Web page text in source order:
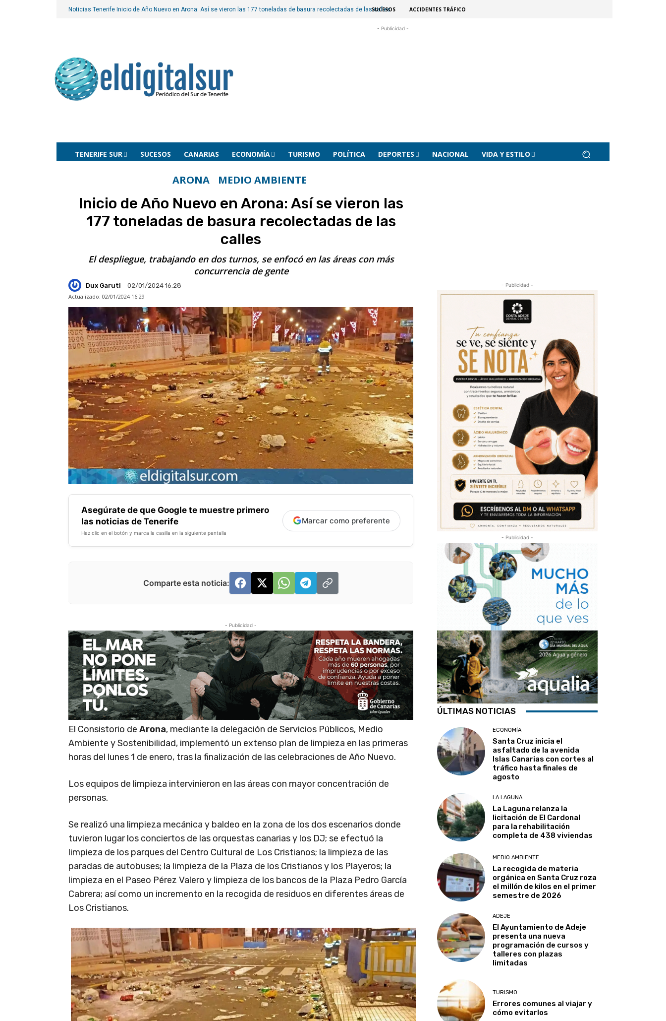
Noticias Tenerife Inicio de Año Nuevo en Arona: Así se vieron las 177 toneladas de basura recolectadas de las calles
SUCESOS ACCIDENTES TRÁFICO
- Publicidad -
TENERIFE SUR SUCESOS CANARIAS ECONOMÍA TURISMO POLÍTICA DEPORTES NACIONAL VIDA Y ESTILO
ARONA MEDIO AMBIENTE
Inicio de Año Nuevo en Arona: Así se vieron las
177 toneladas de basura recolectadas de las
calles
El despliegue, trabajando en dos turnos, se enfocó en las áreas con más
concurrencia de gente
Dux Garuti
02/01/2024 16:28
Actualizado: 02/01/2024 16:29
Asegúrate de que Google te muestre primero
las noticias de Tenerife
Haz clic en el botón y marca la casilla en la siguiente pantalla
Marcar como preferente
Comparte esta noticia:
- Publicidad -
El Consistorio de Arona, mediante la delegación de Servicios Públicos, Medio
Ambiente y Sostenibilidad, implementó un extenso plan de limpieza en las primeras
horas del lunes 1 de enero, tras la finalización de las celebraciones de Año Nuevo.
Los equipos de limpieza intervinieron en las áreas con mayor concentración de
personas.
Se realizó una limpieza mecánica y baldeo en la zona de los dos escenarios donde
tuvieron lugar los conciertos de las orquestas canarias y los DJ; se efectuó la
limpieza de los parques del Centro Cultural de Los Cristianos; la limpieza de las
paradas de autobuses; la limpieza de la Plaza de los Cristianos y los Playeros; la
limpieza en el Paseo Pérez Valero y limpieza de los bancos de la Plaza Pedro García
Cabrera; así como un incremento en la recogida de residuos en diferentes áreas de
Los Cristianos.
- Publicidad -
- Publicidad -
ÚLTIMAS NOTICIAS
ECONOMÍA
Santa Cruz inicia el
asfaltado de la avenida
Islas Canarias con cortes al
tráfico hasta finales de
agosto
LA LAGUNA
La Laguna relanza la
licitación de El Cardonal
para la rehabilitación
completa de 438 viviendas
MEDIO AMBIENTE
La recogida de materia
orgánica en Santa Cruz roza
el millón de kilos en el primer
semestre de 2026
ADEJE
El Ayuntamiento de Adeje
presenta una nueva
programación de cursos y
talleres con plazas
limitadas
TURISMO
Errores comunes al viajar y
cómo evitarlos